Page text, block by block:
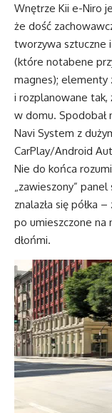
Wnętrze Kii e-Niro
że dość
tworzywa sztuczne
(które notabene
magnes); elementy
i rozplanowane tak,
w domu. Spodobał
Navi System z
CarPlay/Android
Nie do końca
„zawieszony”
znalazła się półka
po umieszczone na
dłońmi.